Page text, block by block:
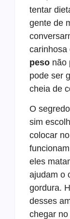
tentar
gente de
carinhosa
peso não
pode ser
cheia de
O
sim
colocar
eles
ajudam o
gordura.
desses
chegar